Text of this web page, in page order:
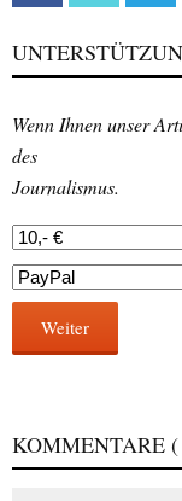
Wenn Ihnen unser
des
Journalismus.
Weiter
KOMMENTARE